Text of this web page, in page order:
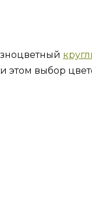
этом выбор